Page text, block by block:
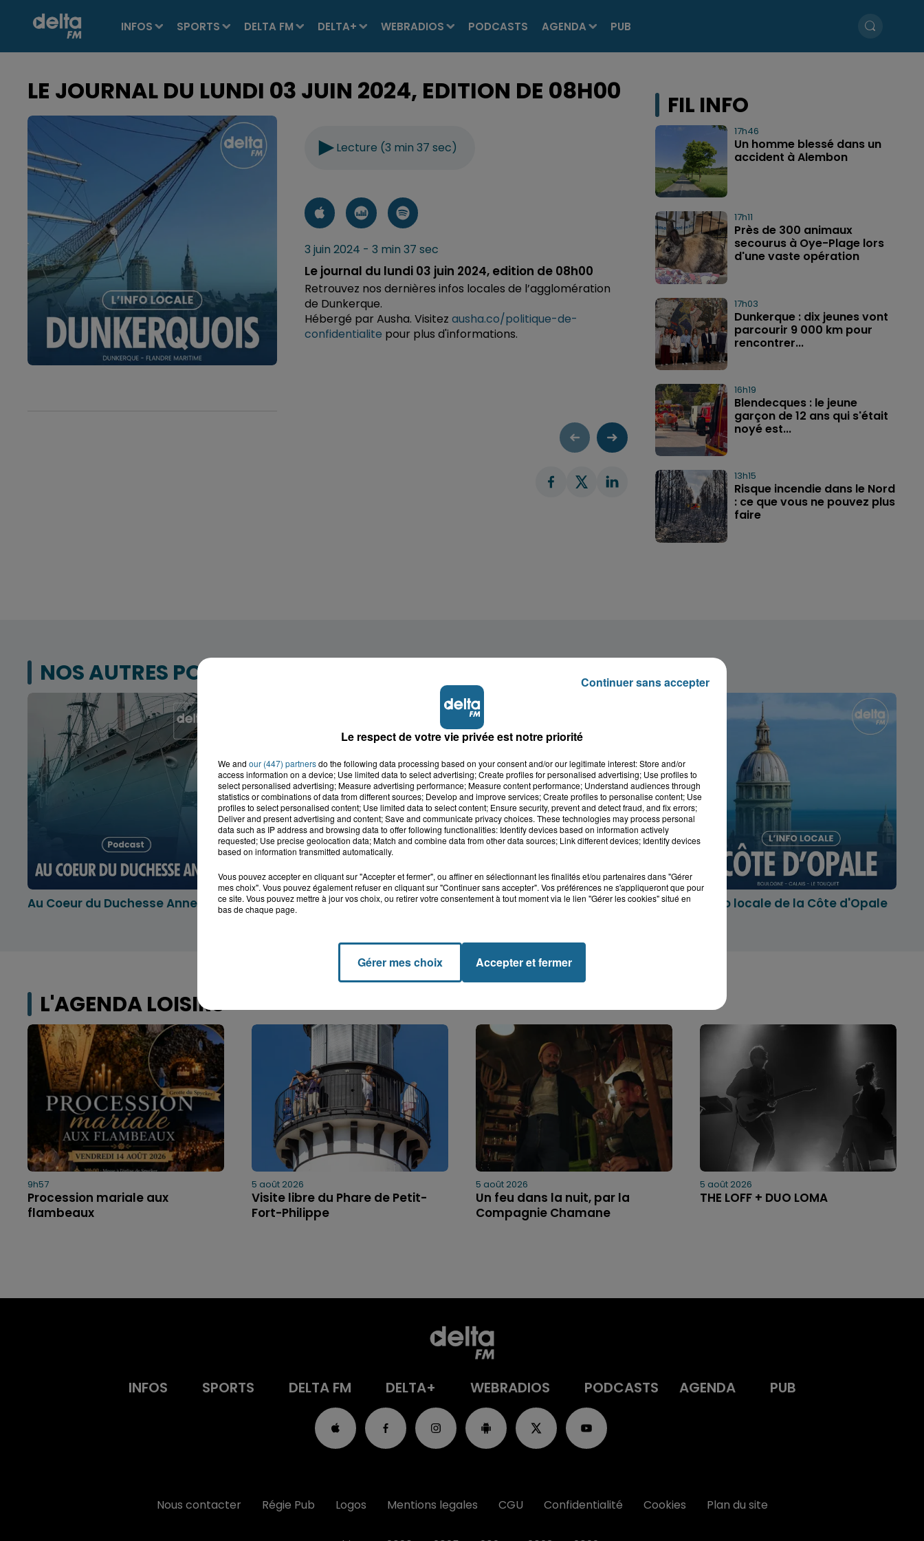
INFOS SPORTS DELTA FM DELTA+ WEBRADIOS PODCASTS AGENDA PUB
LE JOURNAL DU LUNDI 03 JUIN 2024, EDITION DE 08H00
Lecture (3 min 37 sec)
3 juin 2024 - 3 min 37 sec
Le journal du lundi 03 juin 2024, edition de 08h00
Retrouvez nos dernières infos locales de l’agglomération
de Dunkerque.
Hébergé par Ausha. Visitez ausha.co/politique-de-
confidentialite pour plus d'informations.
FIL INFO
17h46
Un homme blessé dans un
accident à Alembon
17h11
Près de 300 animaux
secourus à Oye-Plage lors
d'une vaste opération
17h03
Dunkerque : dix jeunes vont
parcourir 9 000 km pour
rencontrer...
16h19
Blendecques : le jeune
garçon de 12 ans qui s'était
noyé est...
13h15
Risque incendie dans le Nord
: ce que vous ne pouvez plus
faire
NOS AUTRES PODCASTS
Au Coeur du Duchesse Anne
L'info locale dans le
Dunkerquois
L'info locale de l'Audomarois L'info locale de la Côte d'Opale
L'AGENDA LOISIRS
9h57
Procession mariale aux
flambeaux
5 août 2026
Visite libre du Phare de Petit-
Fort-Philippe
5 août 2026
Un feu dans la nuit, par la
Compagnie Chamane
5 août 2026
THE LOFF + DUO LOMA
INFOS SPORTS DELTA FM DELTA+ WEBRADIOS PODCASTS AGENDA PUB
Nous contacter Régie Pub Logos Mentions legales CGU Confidentialité Cookies Plan du site
Le respect de votre vie privée est notre priorité
We and our (447) partnersdo the following data processing based on your consent and/or our legitimate interest: Store and/or
access information on a device; Use limited data to select advertising; Create profiles for personalised advertising; Use profiles to
select personalised advertising; Measure advertising performance; Measure content performance; Understand audiences through
statistics or combinations of data from different sources; Develop and improve services; Create profiles to personalise content; Use
profiles to select personalised content; Use limited data to select content; Ensure security, prevent and detect fraud, and fix errors;
Deliver and present advertising and content; Save and communicate privacy choices. These technologies may process personal
data such as IP address and browsing data to offer following functionalities: Identify devices based on information actively
requested; Use precise geolocation data; Match and combine data from other data sources; Link different devices; Identify devices
based on information transmitted automatically.
Vous pouvez accepter en cliquant sur "Accepter et fermer", ou affiner en sélectionnant les finalités et/ou partenaires dans "Gérer
mes choix". Vous pouvez également refuser en cliquant sur "Continuer sans accepter". Vos préférences ne s'appliqueront que pour
ce site. Vous pouvez mettre à jour vos choix, ou retirer votre consentement à tout moment via le lien "Gérer les cookies" situé en
bas de chaque page.
Gérer mes choix Accepter et fermer
Continuer sans accepter